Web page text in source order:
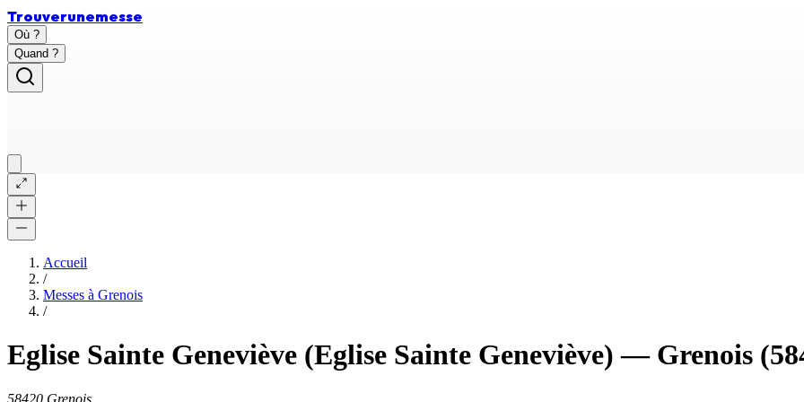
Trouverunemesse
Où ?
Quand ?
Accueil
/
Messes à Grenois
/
Eglise Sainte Geneviève (Eglise Sainte Geneviève) — Grenois
58420 Grenois